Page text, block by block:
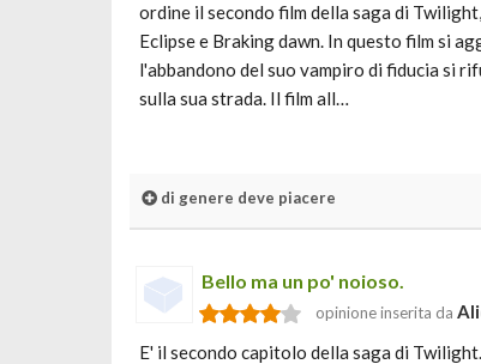
ordine il secondo film della saga di
Eclipse e Braking dawn. In questo film si
l'abbandono del suo vampiro di fiducia si
sulla sua strada. Il film all…
di genere deve piacere
Bello ma un po' noioso.
opinione inserita da
E' il secondo capitolo della saga di